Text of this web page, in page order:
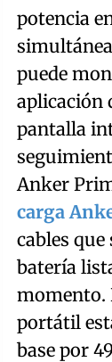
potencia
puede
aplicación
pantalla
Anker
carga
cables
batería
momento.
portátil
base por